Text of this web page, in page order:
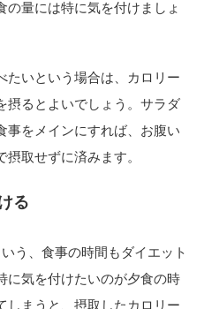
量には特に気を付けましょ
たいという場合は、カロリー
摂るとよいでしょう。サラダ
事をメインにすれば、お腹い
取せずに済みます。
る
う、食事の時間もダイエット
に気を付けたいのが夕食の時
しまうと、摂取したカロリー